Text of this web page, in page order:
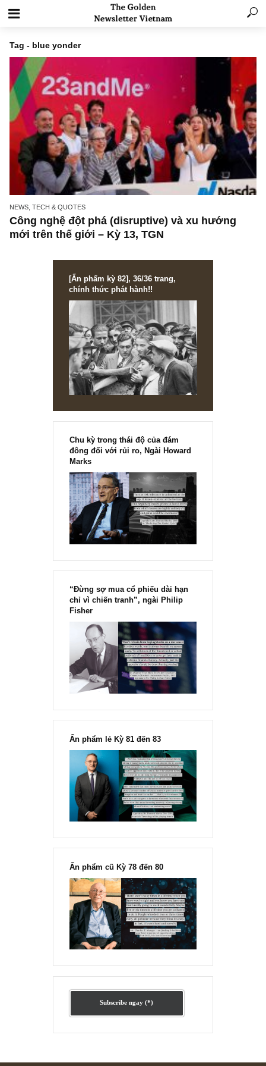
Tag - blue yonder
NEWS, TECH & QUOTES
mới trên thế giới – Kỳ 13, TGN
[Ấn phẩm kỳ 82], 36/36 trang,
chính thức phát hành!!
Chu kỳ trong thái độ của đám
đông đối với rủi ro, Ngài Howard
Marks
“Đừng sợ mua cổ phiếu dài hạn
chỉ vì chiến tranh”, ngài Philip
Fisher
Ấn phẩm lẻ Kỳ 81 đến 83
Ấn phẩm cũ Kỳ 78 đến 80